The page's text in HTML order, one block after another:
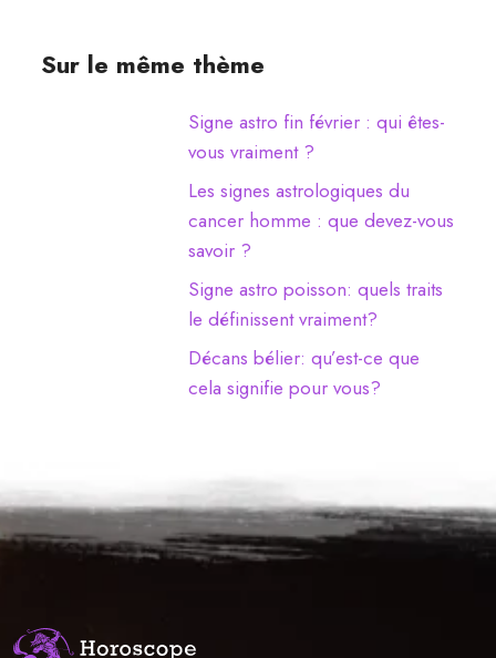
Sur le même thème
Signe astro fin février : qui êtes-
vous vraiment ?
Les signes astrologiques du
cancer homme : que devez-vous
savoir ?
Signe astro poisson: quels traits
le définissent vraiment?
Décans bélier: qu’est-ce que
cela signifie pour vous?